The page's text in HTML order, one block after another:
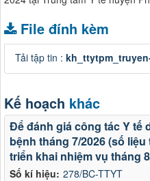
File đính kèm
Tải tập tin :
Kế hoạch khác
Số kí hiệu: 278/BC-TTYT
Để đánh giá công tác Y tế
bệnh tháng 7/2026 (số
triển khai nhiệm vụ tháng